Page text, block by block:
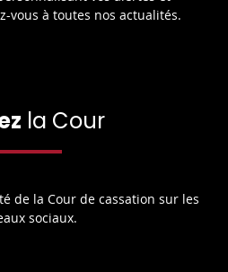
vous à toutes nos actualités.
la Cour
de la Cour de cassation sur les
sociaux.